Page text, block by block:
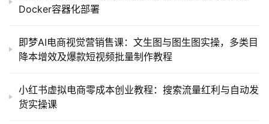
Docker容器化部署
即梦AI电商视觉营销售课：文生图与图生图实操，多类目
降本增效及爆款短视频批量制作教程
小红书虚拟电商零成本创业教程：搜索流量红利与自动发
货实操课